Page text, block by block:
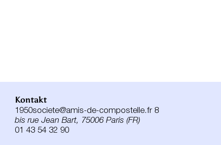
Kontakt
1950societe@amis-de-compostelle.fr 8
bis rue Jean Bart, 75006 Paris (FR)
01 43 54 32 90